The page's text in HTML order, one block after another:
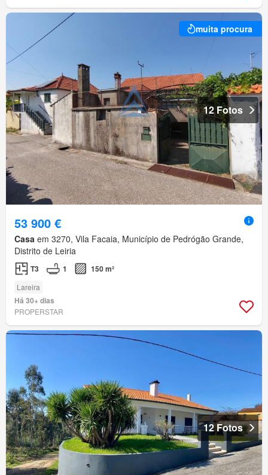
muita procura
12 Fotos
53 900 €
Casa em 3270, Vila Facaia, Município de Pedrógão Grande,
Distrito de Leiria
T3 1 150 m²
Lareira
Há 30+ dias
PROPERSTAR
12 Fotos